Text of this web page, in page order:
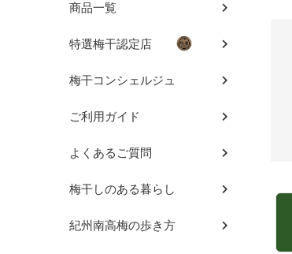
商品一覧
特選梅干認定店
梅干コンシェルジュ
ご利用ガイド
よくあるご質問
梅干しのある暮らし
紀州南高梅の歩き方